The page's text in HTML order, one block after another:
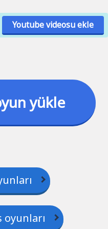
Youtube videosu ekle
yükle
oyunları